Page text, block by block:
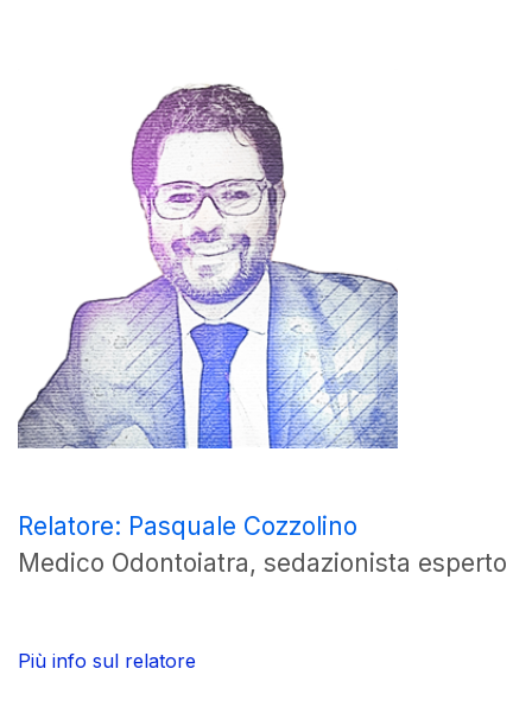
Relatore: Pasquale Cozzolino
Medico Odontoiatra, sedazionista esperto
Più info sul relatore